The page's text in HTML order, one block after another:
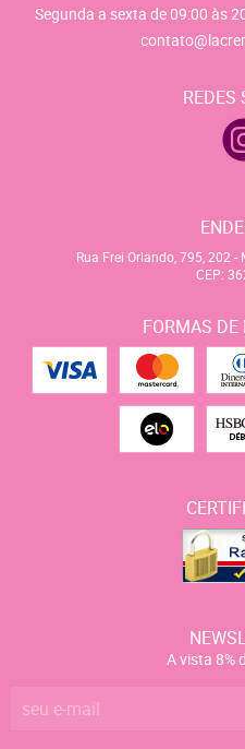
Segunda a sexta de 09:00 às
REDES
Rua Frei Orlando, 795, 202 -
CEP:
FORMAS DE
A vista 8%